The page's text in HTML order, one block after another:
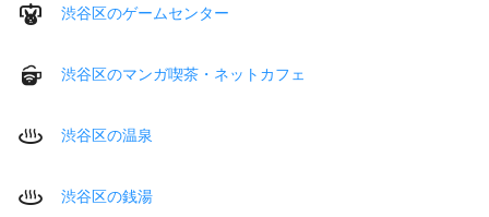
渋谷区のゲームセンター
渋谷区のマンガ喫茶・ネットカフェ
渋谷区の温泉
渋谷区の銭湯